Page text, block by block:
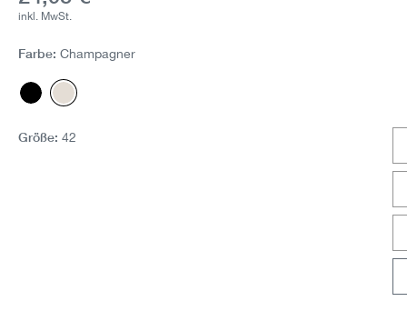
inkl. MwSt.
Farbe: Champagner
BlackChampagner
Größe: 42